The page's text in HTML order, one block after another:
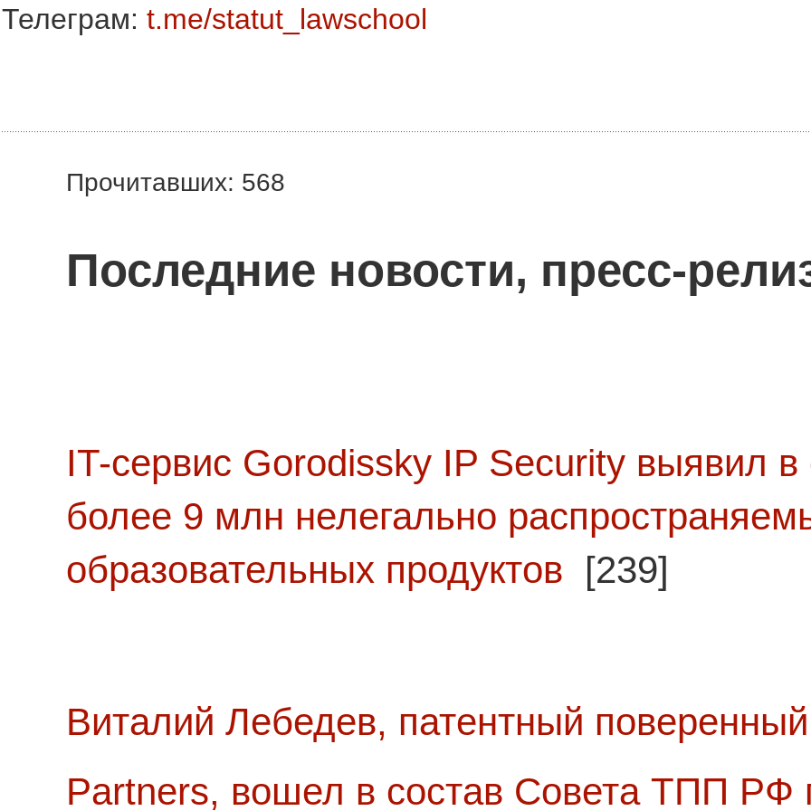
Телеграм: t.me/statut_lawschool
Прочитавших: 568
Последние новости, пресс-
IT-сервис Gorodissky IP Security выявил в
более 9 млн нелегально
образовательных продуктов [239]
Виталий Лебедев, патентный
Partners, вошел в состав Совета ТПП РФ